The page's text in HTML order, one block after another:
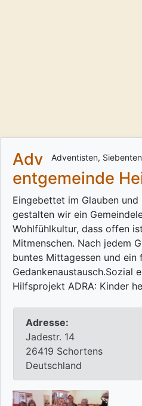
Adventisten,
Adv
entgemeinde
Eingebettet im Glauben
gestalten wir ein
Wohlfühlkultur, dass offen
Mitmenschen. Nach jedem
buntes Mittagessen und ein
Gedankenaustausch.Sozial
Hilfsprojekt ADRA: Kinder
Adresse:
Jadestr. 14
26419 Schortens
Deutschland